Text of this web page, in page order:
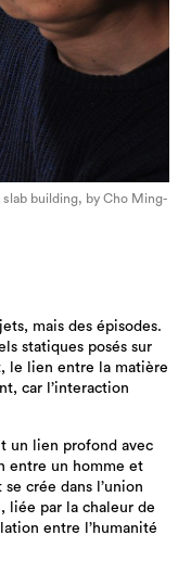
building, by Cho Ming-
mais des épisodes.
statiques posés sur
le lien entre la matière
car l’interaction
un lien profond avec
entre un homme et
crée dans l’union
liée par la chaleur de
entre l’humanité